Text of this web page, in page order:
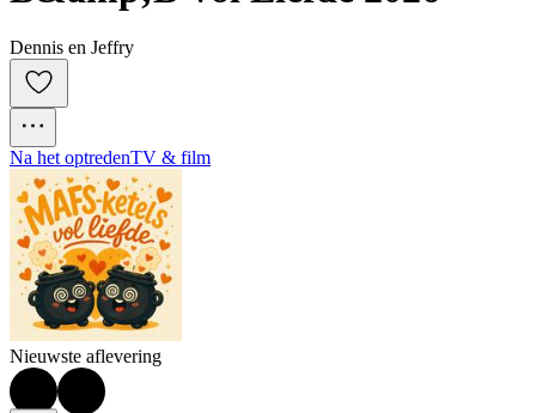
Dennis en Jeffry
Na het optredenTV & film
Nieuwste aflevering